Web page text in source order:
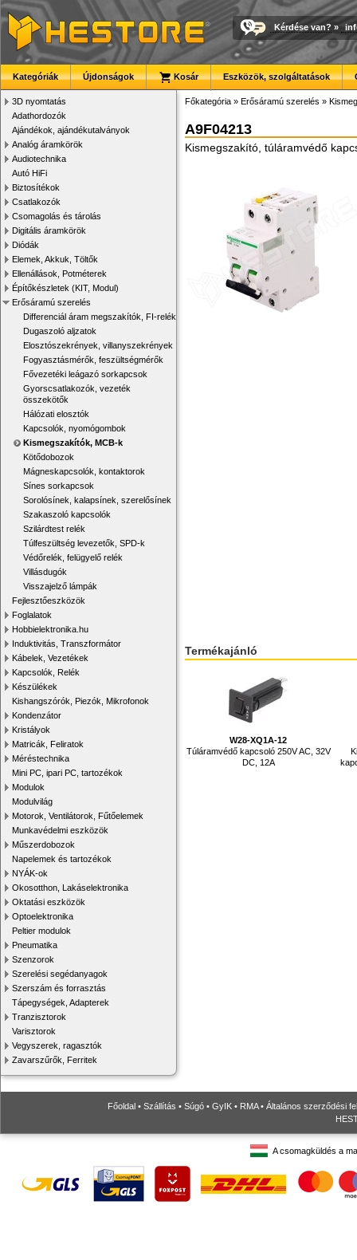
Kérdése van? »
Kategóriák Újdonságok Kosár Eszközök, szolgáltatások
3D nyomtatás
Adathordozók
Ajándékok, ajándékutalványok
Analóg áramkörök
Audiotechnika
Autó HiFi
Biztosítékok
Csatlakozók
Csomagolás és tárolás
Digitális áramkörök
Diódák
Elemek, Akkuk, Töltők
Ellenállások, Potméterek
Építőkészletek (KIT, Modul)
Erősáramú szerelés
Differenciál áram megszakítók, FI-relék
Dugaszoló aljzatok
Elosztószekrények, villanyszekrények
Fogyasztásmérők, feszültségmérők
Fővezetéki leágazó sorkapcsok
Gyorscsatlakozók, vezeték
összekötők
Hálózati elosztók
Kapcsolók, nyomógombok
Kismegszakítók, MCB-k
Kötődobozok
Mágneskapcsolók, kontaktorok
Sínes sorkapcsok
Sorolósínek, kalapsínek, szerelősínek
Szakaszoló kapcsolók
Szilárdtest relék
Túlfeszültség levezetők, SPD-k
Védőrelék, felügyelő relék
Villásdugók
Visszajelző lámpák
Fejlesztőeszközök
Foglalatok
Hobbielektronika.hu
Induktivitás, Transzformátor
Kábelek, Vezetékek
Kapcsolók, Relék
Készülékek
Kishangszórók, Piezók, Mikrofonok
Kondenzátor
Kristályok
Matricák, Feliratok
Méréstechnika
Mini PC, ipari PC, tartozékok
Modulok
Modulvilág
Motorok, Ventilátorok, Fűtőelemek
Munkavédelmi eszközök
Műszerdobozok
Napelemek és tartozékok
NYÁK-ok
Okosotthon, Lakáselektronika
Oktatási eszközök
Optoelektronika
Peltier modulok
Pneumatika
Szenzorok
Szerelési segédanyagok
Szerszám és forrasztás
Tápegységek, Adapterek
Tranzisztorok
Varisztorok
Vegyszerek, ragasztók
Zavarszűrők, Ferritek
Főkategória » Erősáramú szerelés »
A9F04213
Kismegszakító, túláramvédő
Termékajánló
W28-XQ1A-12
Túláramvédő kapcsoló 250V AC, 32V
DC, 12A
Főoldal • Szállítás • Súgó • GyIK • RMA• Általános szerződési
A csomagküldés a